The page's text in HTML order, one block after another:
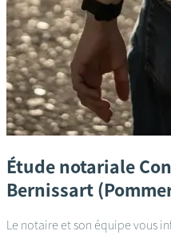
Étude notariale
Bernissart
Le notaire et son équipe vous